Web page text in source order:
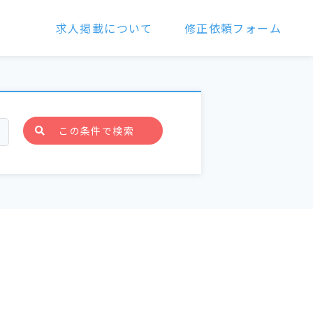
求人掲載について 修正依頼フォーム
この条件で検索